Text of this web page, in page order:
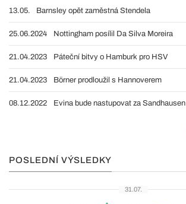
13.05. Barnsley opět zaměstná Stendela
25.06.2024 Nottingham posílil Da Silva Moreira
21.04.2023 Páteční bitvy o Hamburk pro HSV
21.04.2023 Börner prodloužil s Hannoverem
08.12.2022 Evina bude nastupovat za Sandhausen
POSLEDNÍ VÝSLEDKY
31.07.